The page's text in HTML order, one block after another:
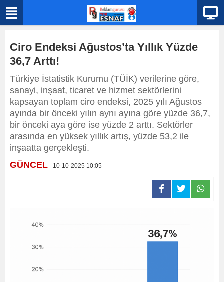
Ciro Endeksi Ağustos’ta Yıllık Yüzde
36,7 Arttı!
Türkiye İstatistik Kurumu (TÜİK) verilerine göre,
sanayi, inşaat, ticaret ve hizmet sektörlerini
kapsayan toplam ciro endeksi, 2025 yılı Ağustos
ayında bir önceki yılın aynı ayına göre yüzde 36,7,
bir önceki aya göre ise yüzde 2 arttı. Sektörler
arasında en yüksek yıllık artış, yüzde 53,2 ile
inşaatta gerçekleşti.
GÜNCEL - 10-10-2025 10:05